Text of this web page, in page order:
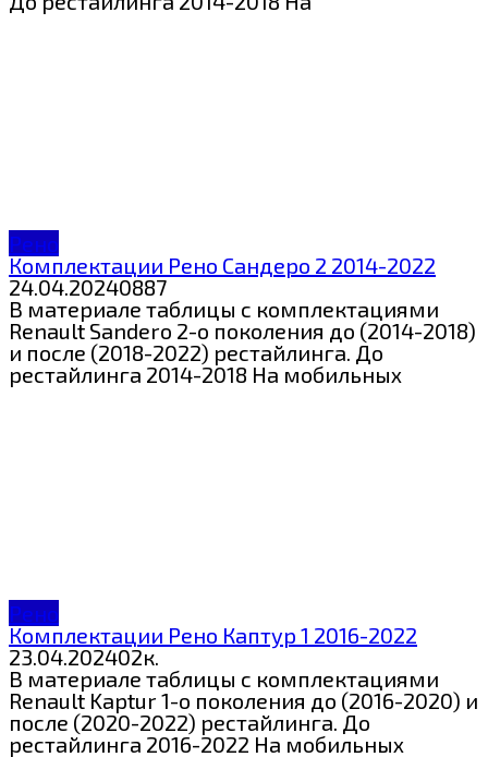
Рено
Комплектации Рено Сандеро 2 2014-2022
24.04.20240887
В материале таблицы с комплектациями
Renault Sandero 2-о поколения до (2014-2018)
и после (2018-2022) рестайлинга. До
рестайлинга 2014-2018 На мобильных
Рено
Комплектации Рено Каптур 1 2016-2022
23.04.202402к.
В материале таблицы с комплектациями
Renault Kaptur 1-о поколения до (2016-2020) и
после (2020-2022) рестайлинга. До
рестайлинга 2016-2022 На мобильных